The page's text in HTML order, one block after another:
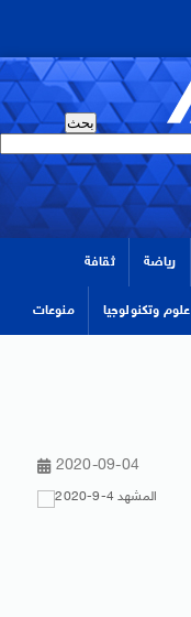
رياضة ثقافة
علوم وتكنولوجيا منوعات
2020-09-04